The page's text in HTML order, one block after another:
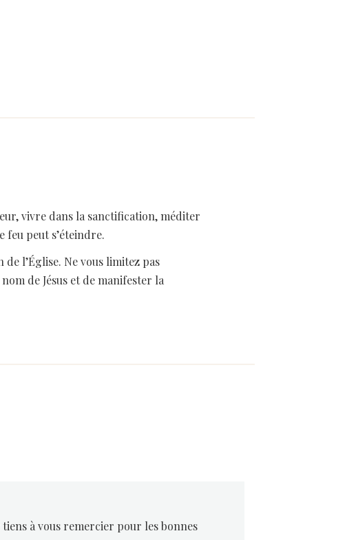
vivre dans la sanctification, méditer
peut s’éteindre.
l’Église. Ne vous limitez pas
de Jésus et de manifester la
à vous remercier pour les bonnes